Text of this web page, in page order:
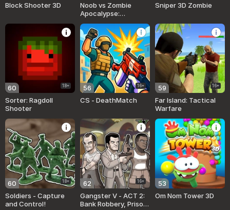
Block Shooter 3D
Noob vs Zombie
Apocalypse:
Sniper 3D Zombie
60 18+
Sorter: Ragdoll
Shooter
56 16+
CS - DeathMatch
59 16+
Far Island: Tactical
Warfare
60 18+
Soldiers - Capture
and Control!
62 16+
Gangster V - ACT 2:
Bank Robbery, Prison
53
Om Nom Tower 3D